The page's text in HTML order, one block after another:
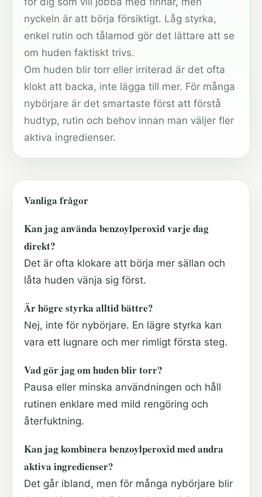
nyckeln är att börja försiktigt. Låg styrka,
enkel rutin och tålamod gör det lättare att se
om huden faktiskt trivs.
Om huden blir torr eller irriterad är det ofta
klokt att backa, inte lägga till mer. För många
nybörjare är det smartaste först att förstå
hudtyp, rutin och behov innan man väljer fler
aktiva ingredienser.
Vanliga frågor
Kan jag använda benzoylperoxid varje dag
direkt?
Det är ofta klokare att börja mer sällan och
låta huden vänja sig först.
Är högre styrka alltid bättre?
Nej, inte för nybörjare. En lägre styrka kan
vara ett lugnare och mer rimligt första steg.
Vad gör jag om huden blir torr?
Pausa eller minska användningen och håll
rutinen enklare med mild rengöring och
återfuktning.
Kan jag kombinera benzoylperoxid med andra
aktiva ingredienser?
Det går ibland, men för många nybörjare blir